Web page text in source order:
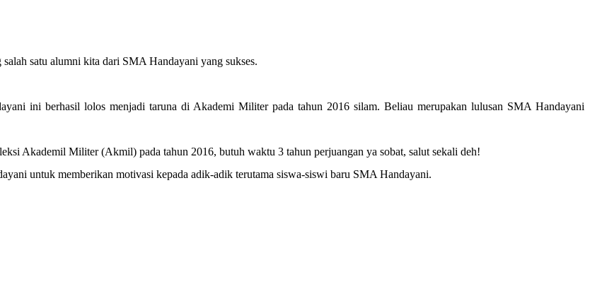
satu alumni kita dari SMA Handayani yang sukses.
ini berhasil lolos menjadi taruna di Akademi Militer pada tahun 2016 silam. Beliau merupakan lulusan SMA Handayani
Akademil Militer (Akmil) pada tahun 2016, butuh waktu 3 tahun perjuangan ya sobat, salut sekali deh!
untuk memberikan motivasi kepada adik-adik terutama siswa-siswi baru SMA Handayani.